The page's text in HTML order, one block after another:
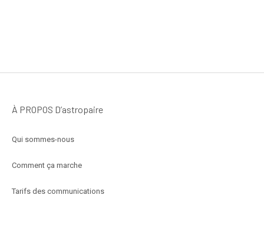
À PROPOS D’astropaire
Qui sommes-nous
Comment ça marche
Tarifs des communications